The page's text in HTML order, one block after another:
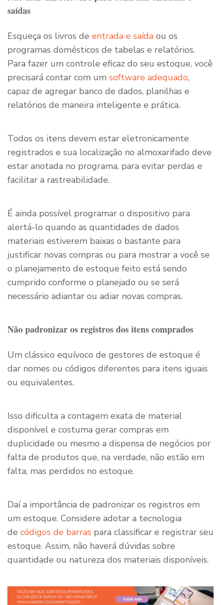
saídas
Esqueça os livros de entrada e saída ou os
programas domésticos de tabelas e relatórios.
Para fazer um controle eficaz do seu estoque, você
precisará contar com um software adequado,
capaz de agregar banco de dados, planilhas e
relatórios de maneira inteligente e prática.
Todos os itens devem estar eletronicamente
registrados e sua localização no almoxarifado deve
estar anotada no programa, para evitar perdas e
facilitar a rastreabilidade.
É ainda possível programar o dispositivo para
alertá-lo quando as quantidades de dados
materiais estiverem baixas o bastante para
justificar novas compras ou para mostrar a você se
o planejamento de estoque feito está sendo
cumprido conforme o planejado ou se será
necessário adiantar ou adiar novas compras.
Não padronizar os registros dos itens comprados
Um clássico equívoco de gestores de estoque é
dar nomes ou códigos diferentes para itens iguais
ou equivalentes.
Isso dificulta a contagem exata de material
disponível e costuma gerar compras em
duplicidade ou mesmo a dispensa de negócios por
falta de produtos que, na verdade, não estão em
falta, mas perdidos no estoque.
Daí a importância de padronizar os registros em
um estoque. Considere adotar a tecnologia
de códigos de barras para classificar e registrar seu
estoque. Assim, não haverá dúvidas sobre
quantidade ou natureza dos materiais disponíveis.